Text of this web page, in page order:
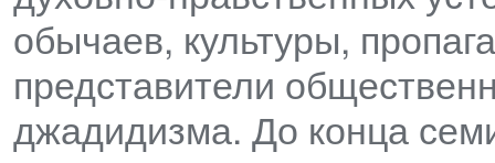
обычаев, культуры,
представители
джадидизма. До конца